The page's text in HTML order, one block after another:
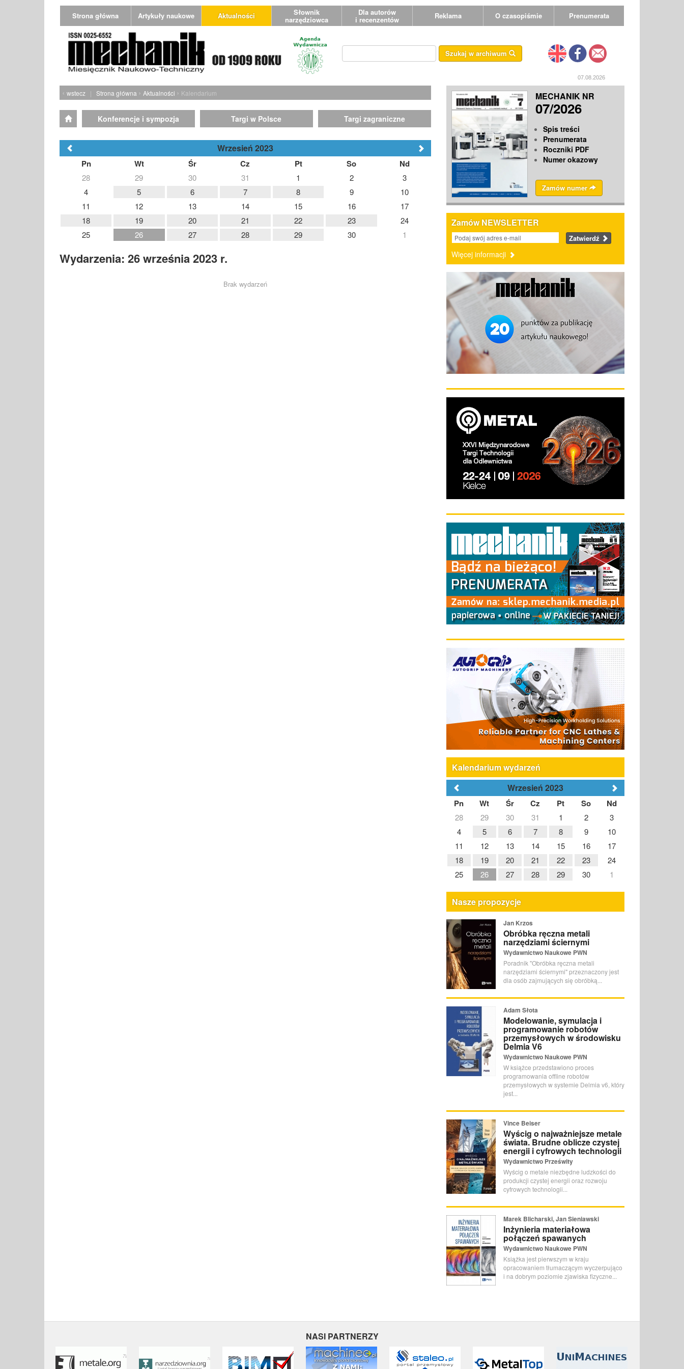
Strona główna Artykuły naukowe Aktualności Słownik
narzędziowca
Dla autorów
i recenzentów Reklama O czasopiśmie Prenumerata
Szukaj w archiwum
07.08.2026
‹ wstecz | Strona główna › Aktualności › Kalendarium
Konferencje i sympozja Targi w Polsce Targi zagraniczne
Wrzesień 2023
Pn Wt Śr Cz Pt So Nd
28 29 30 31 1 2
3
4
5 6 7 8 9
10
11
12 13 14 15 16
17
18
19 20 21 22 23
24
25
26 27 28 29 30 1
Wydarzenia: 26 września 2023 r.
Brak wydarzeń
MECHANIK NR
07/2026
Spis treści
Prenumerata
Roczniki PDF
Numer okazowy
Zamów numer
Zamów NEWSLETTER
Zatwierdź
Więcej informacji
Kalendarium wydarzeń
Wrzesień 2023
Pn Wt Śr Cz Pt So Nd
28 29 30 31 1 2
3
4
5 6 7 8 9
10
11
12 13 14 15 16
17
18
19 20 21 22 23
24
25
26 27 28 29 30 1
Nasze propozycje
Jan Krzos
Obróbka ręczna metali
narzędziami ściernymi
Wydawnictwo Naukowe PWN
Poradnik "Obróbka ręczna metali
narzędziami ściernymi" przeznaczony jest
dla osób zajmujących się obróbką...
Adam Słota
Modelowanie, symulacja i
programowanie robotów
przemysłowych w środowisku
Delmia V6
Wydawnictwo Naukowe PWN
W książce przedstawiono proces
programowania offline robotów
przemysłowych w systemie Delmia v6, który
jest...
Vince Beiser
Wyścig o najważniejsze metale
świata. Brudne oblicze czystej
energii i cyfrowych technologii
Wydawnictwo Prześwity
Wyścig o metale niezbędne ludzkości do
produkcji czystej energii oraz rozwoju
cyfrowych technologii...
Marek Blicharski, Jan Sieniawski
Inżynieria materiałowa
połączeń spawanych
Wydawnictwo Naukowe PWN
Książka jest pierwszym w kraju
opracowaniem tłumaczącym wyczerpująco
i na dobrym poziomie zjawiska fizyczne...
NASI PARTNERZY